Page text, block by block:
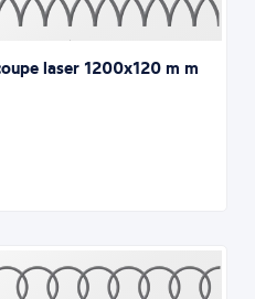
laser 1200x120 m m